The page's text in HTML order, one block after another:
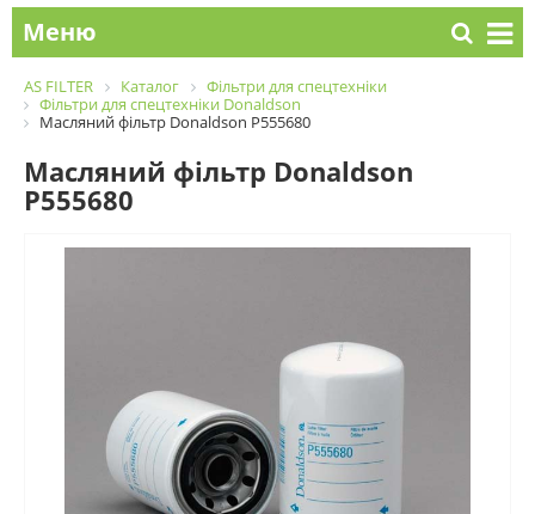
Меню
AS FILTER Каталог
Фільтри для спецтехніки
Фільтри для спецтехніки Donaldson
Масляний фільтр Donaldson P555680
Масляний фільтр Donaldson
P555680